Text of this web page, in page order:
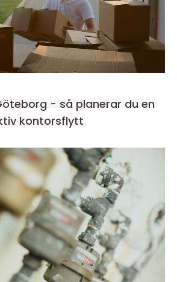
- så planerar du en
kontorsflytt